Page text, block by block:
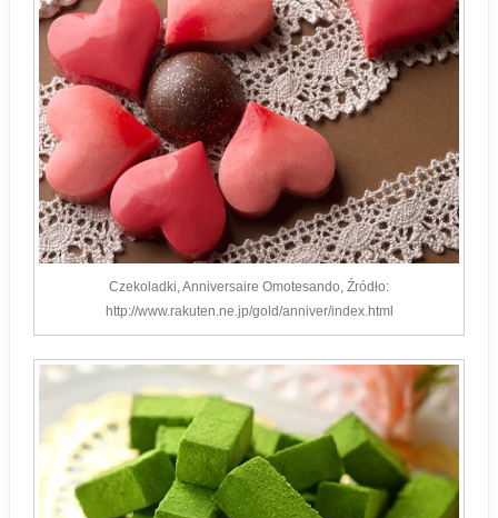
Czekoladki, Anniversaire Omotesando, Źródło:
http://www.rakuten.ne.jp/gold/anniver/index.html